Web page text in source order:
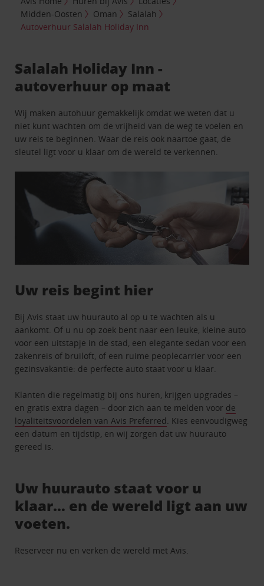
Midden-Oosten
Oman
Salalah
Autoverhuur Salalah Holiday Inn
Salalah Holiday Inn -
autoverhuur op maat
Wij maken autohuur gemakkelijk omdat we weten dat u
niet kunt wachten om de vrijheid van de weg te voelen en
uw reis te beginnen. Waar de reis ook naartoe gaat, de
sleutel ligt voor u klaar om de wereld te verkennen.
Uw reis begint hier
Bij Avis staat uw huurauto al op u te wachten als u
aankomt. Of u nu op zoek bent naar een leuke, kleine auto
voor een uitstapje in de stad, een elegante sedan voor een
zakenreis of bruiloft, of een ruime peoplecarrier voor een
gezinsvakantie: de perfecte auto staat voor u klaar.
Klanten die regelmatig bij ons huren, krijgen upgrades –
en gratis extra dagen – door zich aan te melden voor de
loyaliteitsvoordelen van Avis Preferred. Kies eenvoudigweg
een datum en tijdstip, en wij zorgen dat uw huurauto
gereed is.
Uw huurauto staat voor u
klaar… en de wereld ligt aan uw
voeten.
Reserveer nu en verken de wereld met Avis.